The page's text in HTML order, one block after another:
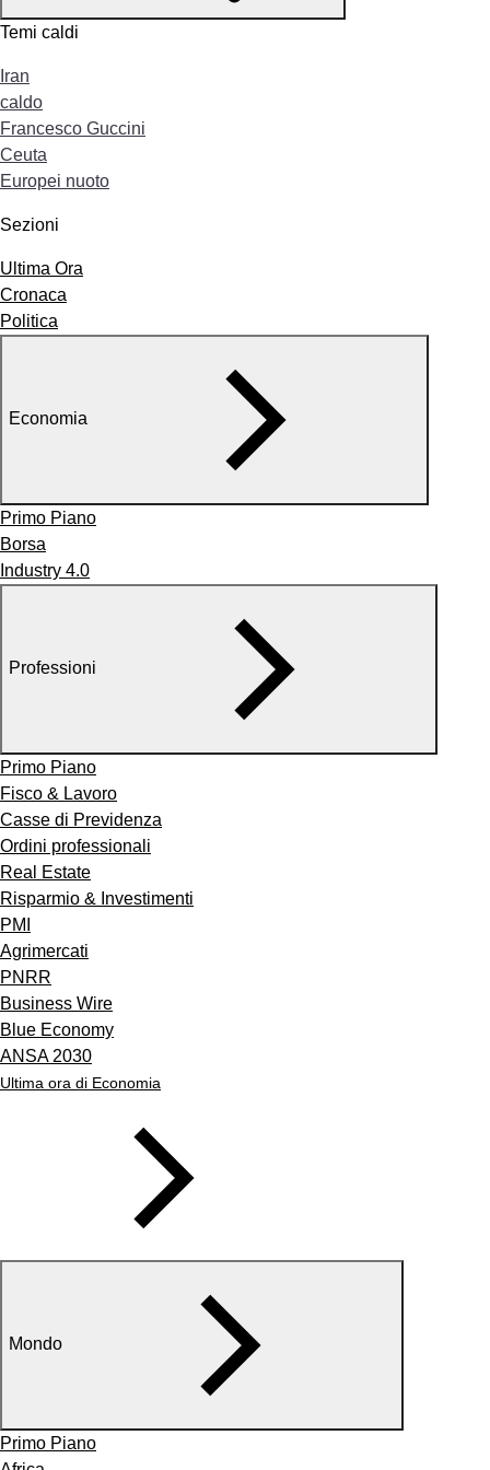
Temi caldi
Iran
caldo
Francesco Guccini
Ceuta
Europei nuoto
Sezioni
Ultima Ora
Cronaca
Politica
Economia
Primo Piano
Borsa
Industry 4.0
Professioni
Primo Piano
Fisco & Lavoro
Casse di Previdenza
Ordini professionali
Real Estate
Risparmio & Investimenti
PMI
Agrimercati
PNRR
Business Wire
Blue Economy
ANSA 2030
Ultima ora di Economia
Mondo
Primo Piano